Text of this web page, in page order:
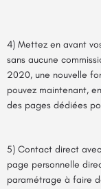
4) Mettez en avant
sans aucune
2020, une nouvelle
pouvez maintenant,
des pages dédiées
5) Contact direct
page personnelle
paramétrage à faire